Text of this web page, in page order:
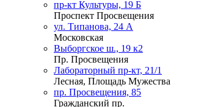
пр-кт Культуры, 19 Б
Проспект Просвещения
ул. Типанова, 24 А
Московская
Выборгское ш., 19 к2
Пр. Просвещения
Лабораторный пр-кт, 21/1
Лесная, Площадь Мужества
пр. Просвещения, 85
Гражданский пр.